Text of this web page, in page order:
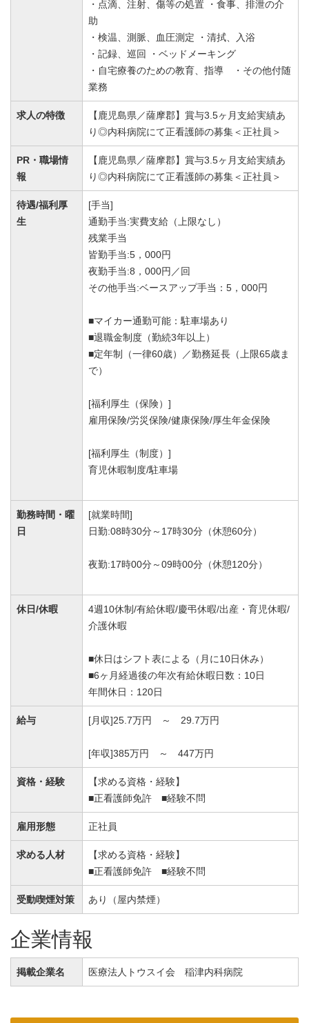
・点滴、注射、傷等の処置 ・食事、排泄の介
助
・検温、測脈、血圧測定 ・清拭、入浴
・記録、巡回 ・ベッドメーキング
・自宅療養のための教育、指導 ・その他付随
業務
求人の特徴
【鹿児島県／薩摩郡】賞与3.5ヶ月支給実績あ
り◎内科病院にて正看護師の募集＜正社員＞
PR・職場情
報
【鹿児島県／薩摩郡】賞与3.5ヶ月支給実績あ
り◎内科病院にて正看護師の募集＜正社員＞
待遇/福利厚
生
[手当]
通勤手当:実費支給（上限なし）
残業手当
皆勤手当:5，000円
夜勤手当:8，000円／回
その他手当:ベースアップ手当：5，000円
■マイカー通勤可能：駐車場あり
■退職金制度（勤続3年以上）
■定年制（一律60歳）／勤務延長（上限65歳ま
で）
[福利厚生（保険）]
雇用保険/労災保険/健康保険/厚生年金保険
[福利厚生（制度）]
育児休暇制度/駐車場
勤務時間・曜
日
[就業時間]
日勤:08時30分～17時30分（休憩60分）
夜勤:17時00分～09時00分（休憩120分）
休日/休暇
4週10休制/有給休暇/慶弔休暇/出産・育児休暇/
介護休暇
■休日はシフト表による（月に10日休み）
■6ヶ月経過後の年次有給休暇日数：10日
年間休日：120日
給与 [月収]25.7万円 ～ 29.7万円
[年収]385万円 ～ 447万円
資格・経験
【求める資格・経験】
■正看護師免許 ■経験不問
雇用形態 正社員
求める人材
【求める資格・経験】
■正看護師免許 ■経験不問
受動喫煙対策 あり（屋内禁煙）
企業情報
掲載企業名 医療法人トウスイ会 稲津内科病院